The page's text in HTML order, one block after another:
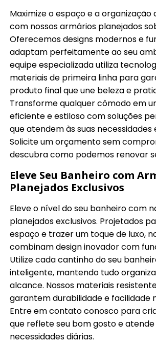
Maximize o espaço e a organização
com nossos armários planejados
Oferecemos designs modernos e
adaptam perfeitamente ao seu
equipe especializada utiliza
materiais de primeira linha para
produto final que une beleza e
Transforme qualquer cômodo em
eficiente e estiloso com soluções
que atendem às suas necessidades
Solicite um orçamento sem
descubra como podemos renovar
Eleve Seu Banheiro com
Planejados Exclusivos
Eleve o nível do seu banheiro com
planejados exclusivos. Projetados
espaço e trazer um toque de luxo,
combinam design inovador com
Utilize cada cantinho do seu
inteligente, mantendo tudo
alcance. Nossos materiais
garantem durabilidade e facilidade
Entre em contato conosco para
que reflete seu bom gosto e atende
necessidades diárias.